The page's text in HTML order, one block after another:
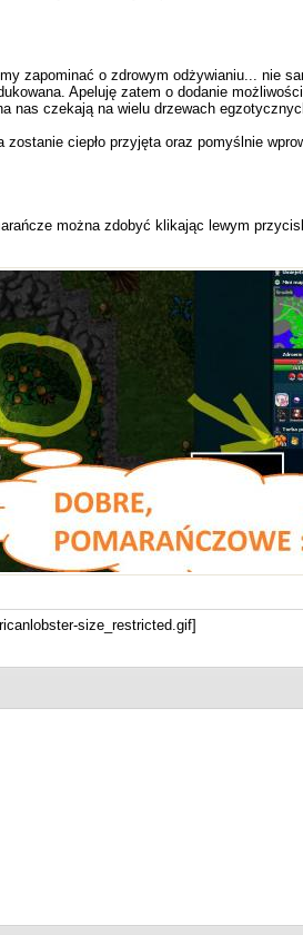
zapominać o zdrowym odżywianiu... nie
Apeluję zatem o dodanie
nas czekają na wielu drzewach
zostanie ciepło przyjęta oraz pomyślnie
można zdobyć klikając lewym